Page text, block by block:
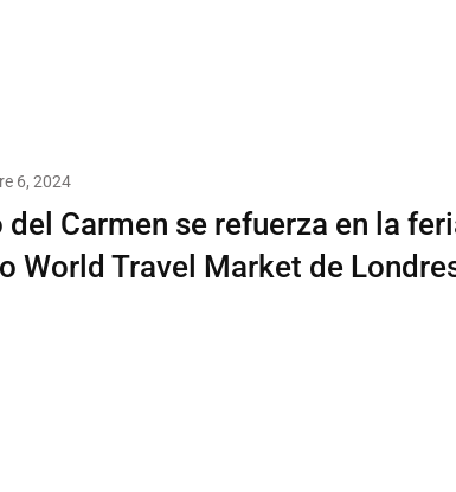
6, 2024
del Carmen se refuerza en la
World Travel Market de